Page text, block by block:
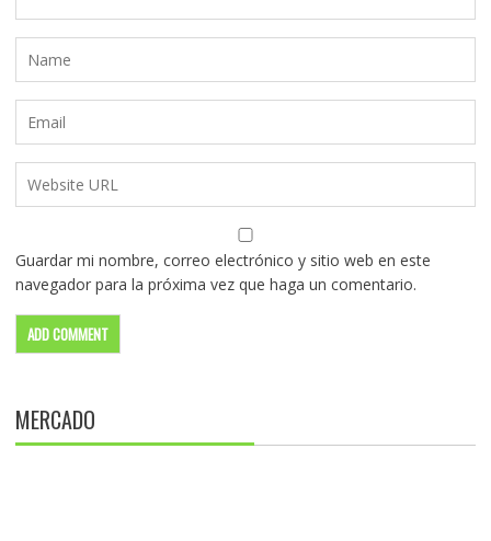
Guardar mi nombre, correo electrónico y sitio web en este
navegador para la próxima vez que haga un comentario.
MERCADO